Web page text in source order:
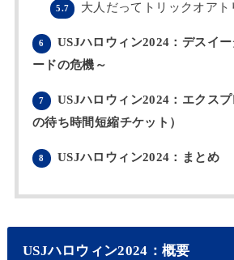
5.7 大人だってトリックオアト
6
USJハロウィン2024：デスイ
ードの危機～
7
USJハロウィン2024：エクス
の待ち時間短縮チケット）
8 USJハロウィン2024：まとめ
USJハロウィン2024：概要